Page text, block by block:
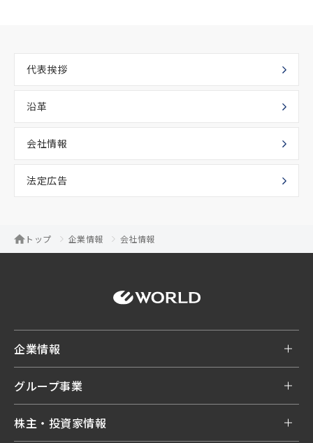
代表挨拶
沿革
会社情報
法定広告
トップ 企業情報 会社情報
企業情報
グループ事業
株主・投資家情報